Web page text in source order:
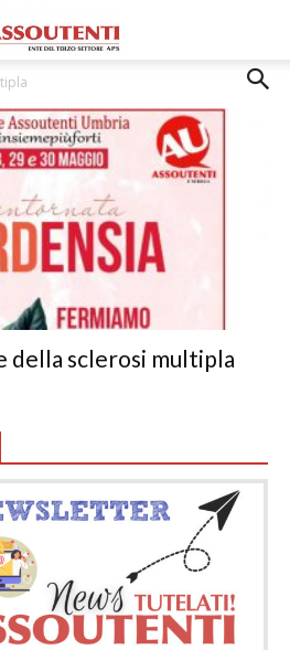
della sclerosi multipla